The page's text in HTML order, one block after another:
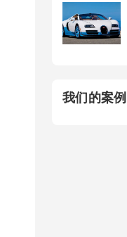
我们的案例